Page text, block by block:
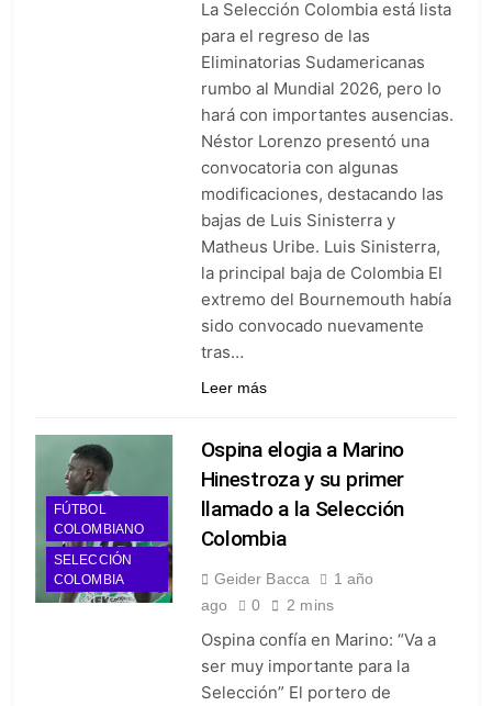
goleó 7-0 a Boyacá Chicó y es
líder de la Liga BetPlay
6 Días Ago
Vuelve la Premier League:
arranca el 21 de agosto con el
Arsenal campeón abriendo
ante el Coventry
6 Días Ago
Escándalo en Montería: el
debut de Nacional se suspendió
por disturbios cuando ganaba
3-0 a Jaguares
6 Días Ago
La Selección Colombia está lista
para el regreso de las
Eliminatorias Sudamericanas
rumbo al Mundial 2026, pero lo
hará con importantes ausencias.
Néstor Lorenzo presentó una
convocatoria con algunas
modificaciones, destacando las
bajas de Luis Sinisterra y
Matheus Uribe. Luis Sinisterra,
la principal baja de Colombia El
extremo del Bournemouth había
sido convocado nuevamente
tras…
Leer más
FÚTBOL
COLOMBIANO
SELECCIÓN
COLOMBIA
Ospina elogia a Marino
Hinestroza y su primer
llamado a la Selección
Colombia
Geider Bacca
1 año
ago
0 2 mins
Ospina confía en Marino: “Va a
ser muy importante para la
Selección” El portero de